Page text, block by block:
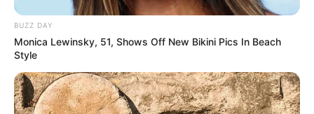
BUZZ DAY
Monica Lewinsky, 51, Shows Off New Bikini Pics In Beach
Style